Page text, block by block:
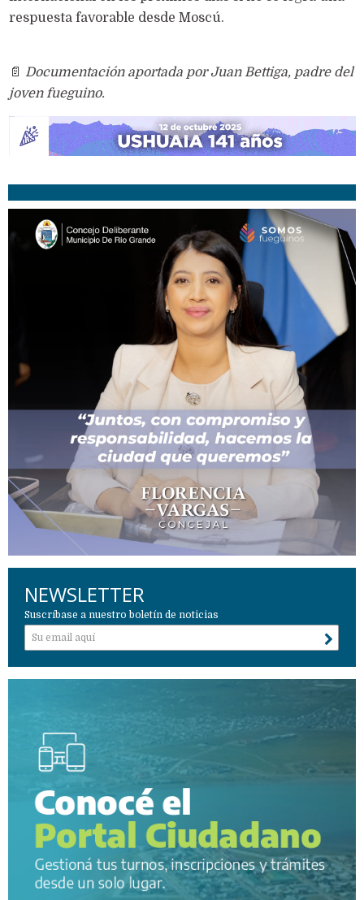
respuesta favorable desde Moscú.
📄 Documentación aportada por Juan Bettiga, padre del
joven fueguino.
NEWSLETTER
Suscríbase a nuestro boletín de noticias